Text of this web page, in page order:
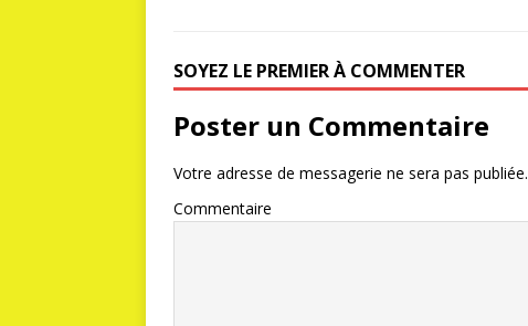
SOYEZ LE PREMIER À COMMENTER
Poster un Commentaire
Votre adresse de messagerie ne sera pas publiée.
Commentaire